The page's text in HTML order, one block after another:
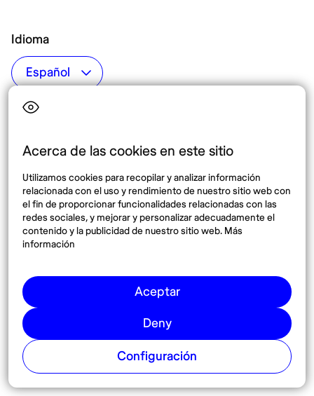
Acerca de las cookies en este sitio
Utilizamos cookies para recopilar y analizar información
relacionada con el uso y rendimiento de nuestro sitio web con
el fin de proporcionar funcionalidades relacionadas con las
redes sociales, y mejorar y personalizar adecuadamente el
contenido y la publicidad de nuestro sitio web. Más
información
Aceptar
Deny
Configuración
Idioma
Top destinos
México
España
Destinos
Síguenos
Pinterest
© 2026 Nomadaº
CookiesTérminos y condicionesPolítica de privacidad